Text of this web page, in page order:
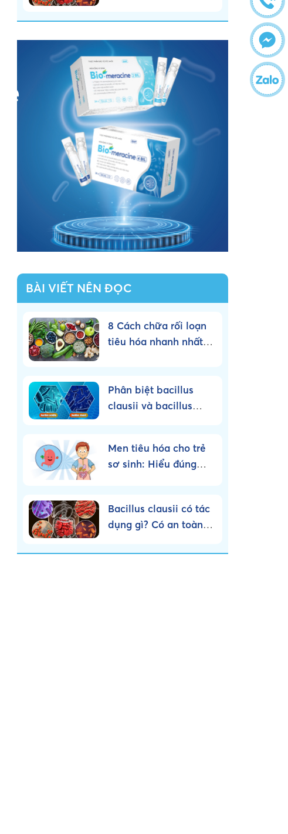
BÀI VIẾT NÊN ĐỌC
8 Cách chữa rối loạn
tiêu hóa nhanh nhất
Phân biệt bacillus
clausii và bacillus
Men tiêu hóa cho trẻ
sơ sinh: Hiểu đúng
Bacillus clausii có tác
dụng gì? Có an toàn